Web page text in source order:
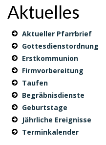
Aktuelles
Aktueller Pfarrbrief
Gottesdienstordnung
Erstkommunion
Firmvorbereitung
Taufen
Begräbnisdienste
Geburtstage
Jährliche Ereignisse
Terminkalender